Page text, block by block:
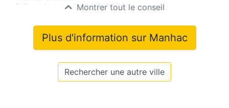
Début du mandat14/2/2026
Montrer tout le conseil
Plus d'information sur Manhac
Rechercher une autre ville